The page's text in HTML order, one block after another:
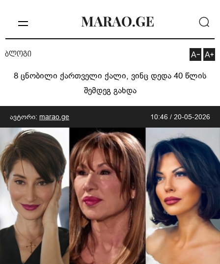
ბლოგი
8 ცნობილი ქართველი ქალი, ვინც დედა 40 წლის
შემდეგ გახდა
ავტორი: marao.ge 10:46 / 20-05-2026